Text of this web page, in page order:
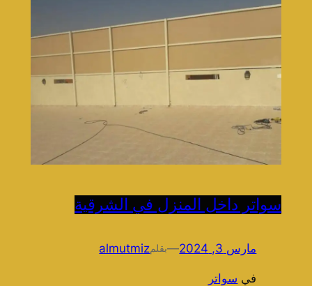
سواتر داخل المنزل في الشرقية
مارس 3, 2024 —بقلمalmutmiz
في سواتر